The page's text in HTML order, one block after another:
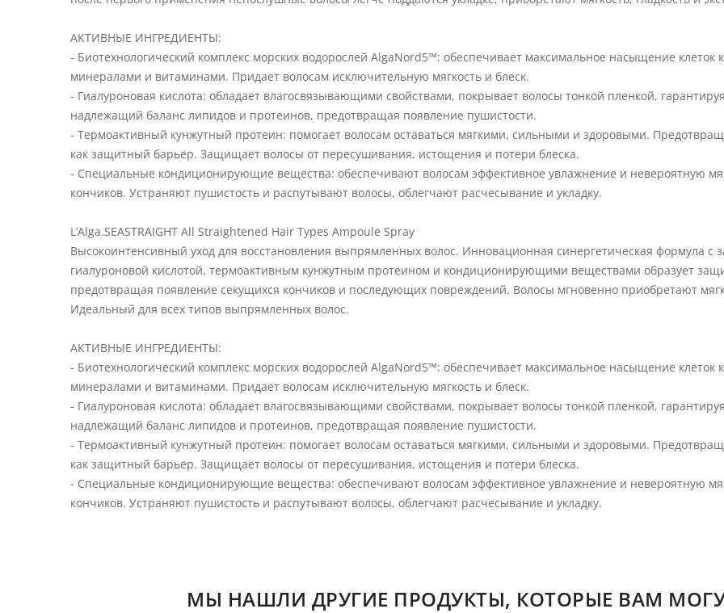
АКТИВНЫЕ ИНГРЕДИЕНТЫ:
- Биотехнологический комплекс морских водорослей AlgaNord5™: обеспечивает максимальное насыщение
минералами и витаминами. Придает волосам исключительную мягкость и блеск.
- Гиалуроновая кислота: обладает влагосвязывающими свойствами, покрывает волосы тонкой пленкой,
надлежащий баланс липидов и протеинов, предотвращая появление пушистости.
- Термоактивный кунжутный протеин: помогает волосам оставаться мягкими, сильными и здоровыми.
как защитный барьер. Защищает волосы от пересушивания, истощения и потери блеска.
- Специальные кондиционирующие вещества: обеспечивают волосам эффективное увлажнение и невероятную
кончиков. Устраняют пушистость и распутывают волосы, облегчают расчесывание и укладку.
L’Alga.SEASTRAIGHT All Straightened Hair Types Ampoule Spray
Высокоинтенсивный уход для восстановления выпрямленных волос. Инновационная синергетическая формула с
гиалуроновой кислотой, термоактивным кунжутным протеином и кондиционирующими веществами образует
предотвращая появление секущихся кончиков и последующих повреждений. Волосы мгновенно приобретают
Идеальный для всех типов выпрямленных волос.
АКТИВНЫЕ ИНГРЕДИЕНТЫ:
- Биотехнологический комплекс морских водорослей AlgaNord5™: обеспечивает максимальное насыщение
минералами и витаминами. Придает волосам исключительную мягкость и блеск.
- Гиалуроновая кислота: обладает влагосвязывающими свойствами, покрывает волосы тонкой пленкой,
надлежащий баланс липидов и протеинов, предотвращая появление пушистости.
- Термоактивный кунжутный протеин: помогает волосам оставаться мягкими, сильными и здоровыми.
как защитный барьер. Защищает волосы от пересушивания, истощения и потери блеска.
- Специальные кондиционирующие вещества: обеспечивают волосам эффективное увлажнение и невероятную
кончиков. Устраняют пушистость и распутывают волосы, облегчают расчесывание и укладку.
МЫ НАШЛИ ДРУГИЕ ПРОДУКТЫ, КОТОРЫЕ ВАМ